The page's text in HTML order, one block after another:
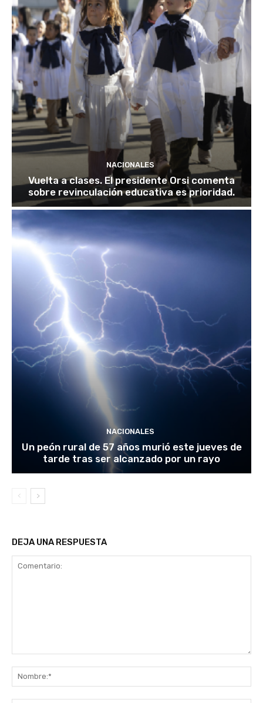
NACIONALES
Vuelta a clases. El presidente Orsi comenta
sobre revinculación educativa es prioridad.
NACIONALES
Un peón rural de 57 años murió este jueves de
tarde tras ser alcanzado por un rayo
DEJA UNA RESPUESTA